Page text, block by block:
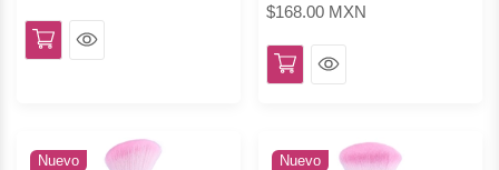
Ver
$168.00 MXN
Ver
Nuevo Nuevo